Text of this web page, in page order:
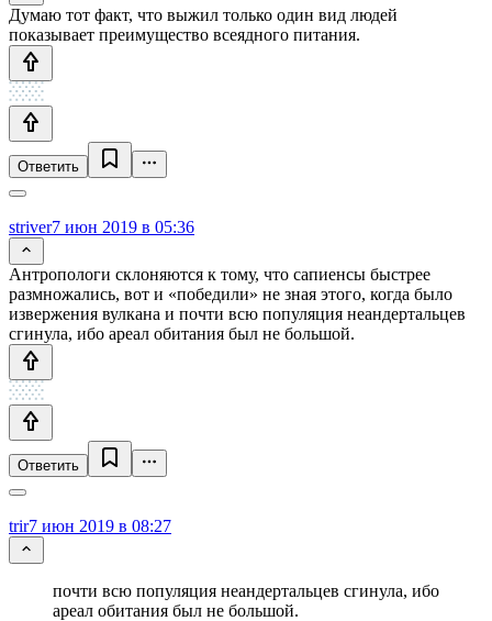
Думаю тот факт, что выжил только один вид людей
показывает преимущество всеядного питания.
Ответить
striver7 июн 2019 в 05:36
Антропологи склоняются к тому, что сапиенсы быстрее
размножались, вот и «победили» не зная этого, когда было
извержения вулкана и почти всю популяция неандертальцев
сгинула, ибо ареал обитания был не большой.
Ответить
trir7 июн 2019 в 08:27
почти всю популяция неандертальцев сгинула, ибо
ареал обитания был не большой.